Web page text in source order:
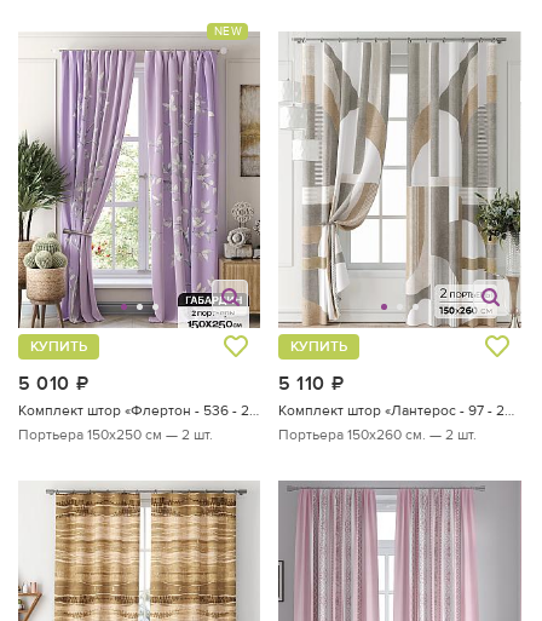
NEW
5 010
КУПИТЬ
Комплект штор «Флертон - 536 - 250 см»
Портьера 150х250 см — 2 шт.
5 110
КУПИТЬ
Комплект штор «Лантерос - 97 - 260 см»
Портьера 150х260 см. — 2 шт.